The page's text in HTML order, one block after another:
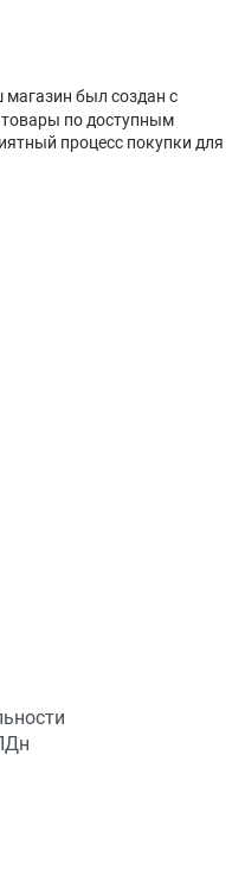
магазин был создан с
по доступным
процесс покупки для